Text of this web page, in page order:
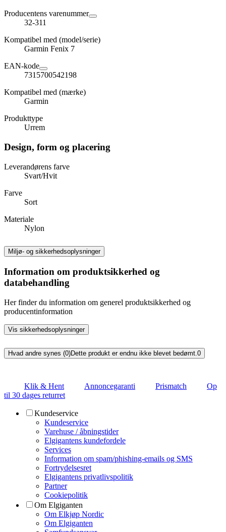
Producentens varenummer
32-311
Kompatibel med (model/serie)
Garmin Fenix 7
EAN-kode
7315700542198
Kompatibel med (mærke)
Garmin
Produkttype
Urrem
Design, form og placering
Leverandørens farve
Svart/Hvit
Farve
Sort
Materiale
Nylon
Miljø- og sikkerhedsoplysninger
Information om produktsikkerhed og
databehandling
Her finder du information om generel produktsikkerhed og
producentinformation
Vis sikkerhedsoplysninger
Hvad andre synes (0)Dette produkt er endnu ikke blevet bedømt.0
Klik & Hent Annoncegaranti Prismatch
Op
til 30 dages returret
Kundeservice
Kundeservice
Varehuse / åbningstider
Elgigantens kundefordele
Services
Information om spam/phishing-emails og SMS
Fortrydelsesret
Elgigantens privatlivspolitik
Partner
Cookiepolitik
Om Elgiganten
Om Elkjøp Nordic
Om Elgiganten